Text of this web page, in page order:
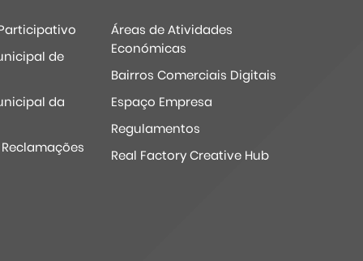
de
da
Áreas de Atividades
Económicas
Bairros Comerciais Digitais
Espaço Empresa
Regulamentos
Real Factory Creative Hub